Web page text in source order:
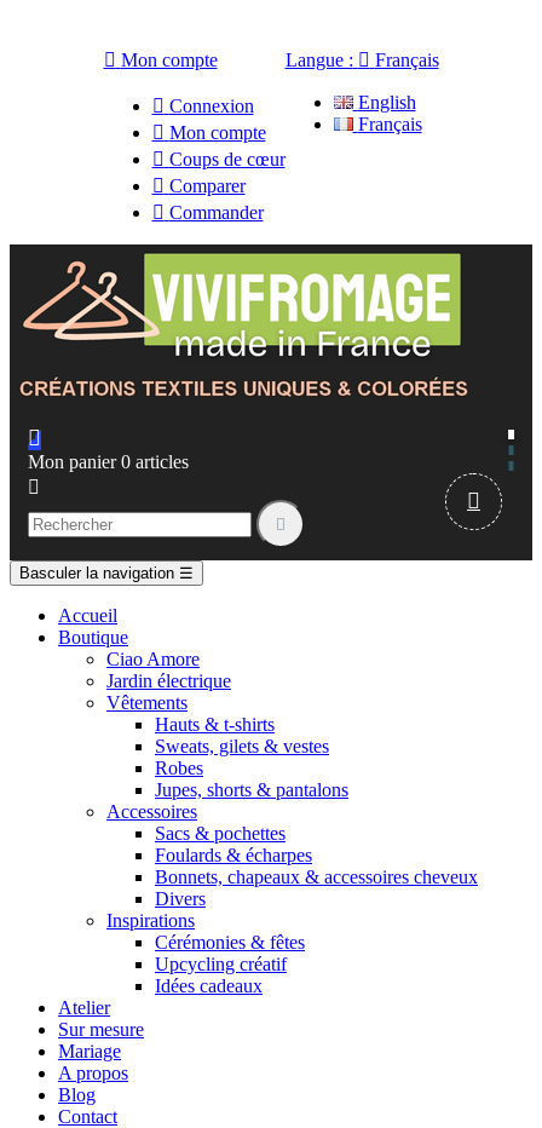
 Mon compte
 Connexion
 Mon compte
 Coups de cœur
 Comparer
 Commander
Langue :  Français
English
Français

Mon panier 0 articles



Basculer la navigation ☰
Accueil
Boutique
Ciao Amore
Jardin électrique
Vêtements
Hauts & t-shirts
Sweats, gilets & vestes
Robes
Jupes, shorts & pantalons
Accessoires
Sacs & pochettes
Foulards & écharpes
Bonnets, chapeaux & accessoires cheveux
Divers
Inspirations
Cérémonies & fêtes
Upcycling créatif
Idées cadeaux
Atelier
Sur mesure
Mariage
A propos
Blog
Contact